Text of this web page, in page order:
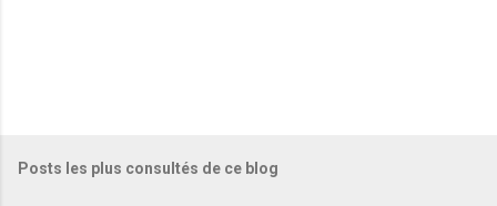
Posts les plus consultés de ce blog